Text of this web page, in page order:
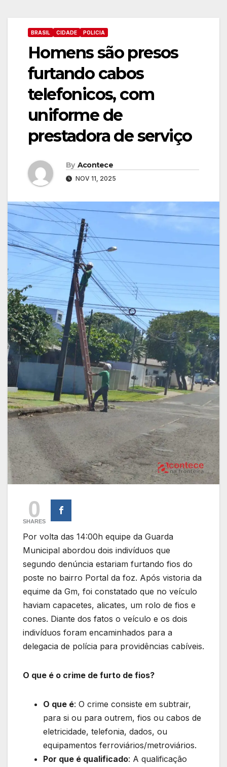
BRASIL CIDADE POLICIA
Homens são presos
furtando cabos
telefonicos, com
uniforme de
prestadora de serviço
By Acontece
NOV 11, 2025
0
SHARES
Por volta das 14:00h equipe da Guarda
Municipal abordou dois indivíduos que
segundo denúncia estariam furtando fios do
poste no bairro Portal da foz. Após vistoria da
equime da Gm, foi constatado que no veículo
haviam capacetes, alicates, um rolo de fios e
cones. Diante dos fatos o veículo e os dois
indivíduos foram encaminhados para a
delegacia de polícia para providências cabíveis.
O que é o crime de furto de fios?
O que é: O crime consiste em subtrair,
para si ou para outrem, fios ou cabos de
eletricidade, telefonia, dados, ou
equipamentos ferroviários/metroviários.
Por que é qualificado: A qualificação